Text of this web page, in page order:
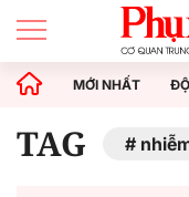
MỚI NHẤT
TAG